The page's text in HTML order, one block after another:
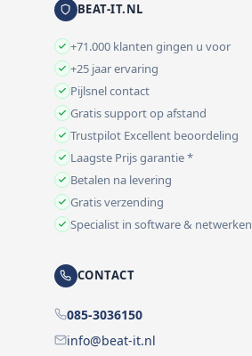
BEAT-IT.NL
+71.000 klanten gingen u voor
+25 jaar ervaring
Pijlsnel contact
Gratis support op afstand
Trustpilot Excellent beoordeling
Laagste Prijs garantie *
Betalen na levering
Gratis verzending
Specialist in software & netwerken
CONTACT
085-3036150
info@beat-it.nl